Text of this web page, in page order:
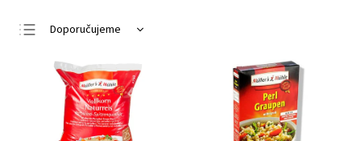
Doporučujeme
Nejdražší
Nejprodávanější
Abecedně